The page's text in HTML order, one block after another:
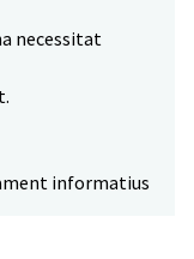
necessitat
informatius